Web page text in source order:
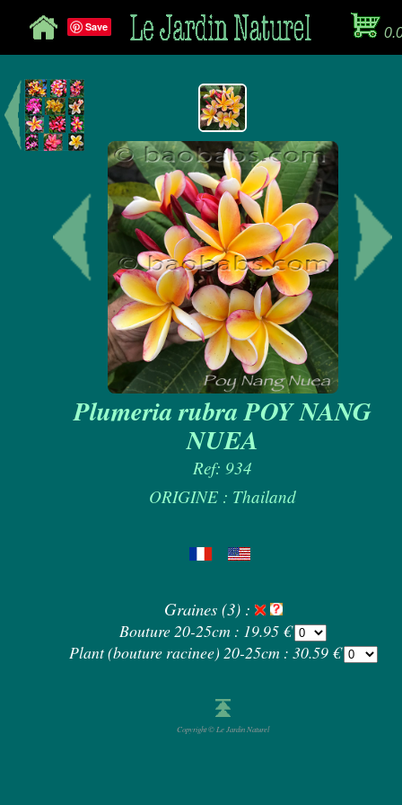
Save
Plumeria rubra POY NANG
NUEA
Ref: 934
ORIGINE : Thailand
Graines (3) :
Bouture 20-25cm : 19.95 €
Plant (bouture racinee) 20-25cm : 30.59 €
Copyright © Le Jardin Naturel